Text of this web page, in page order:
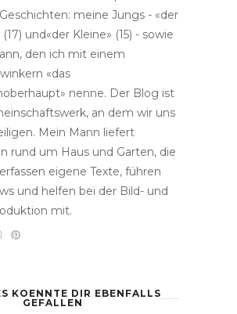
meine Jungs - «der
(17) und«der Kleine» (15) - sowie
den ich mit einem
«das
nenne. Der Blog ist
an dem wir uns
Mein Mann liefert
rund um Haus und Garten, die
eigene Texte, führen
und helfen bei der Bild- und
mit.
KOENNTE DIR EBENFALLS
GEFALLEN